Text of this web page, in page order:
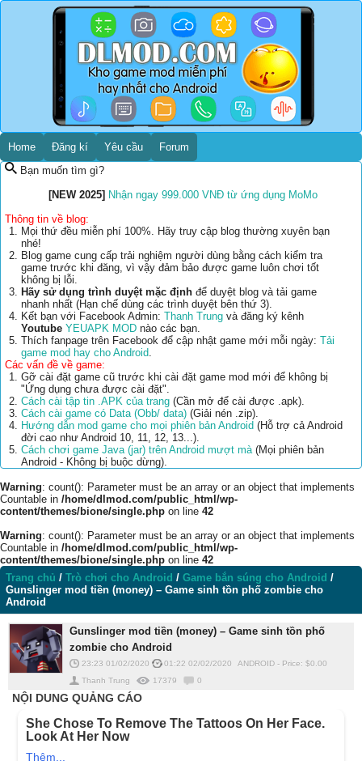
Home Đăng kí Yêu cầu
Forum
Bạn muốn tìm gì?
[NEW 2025] Nhận ngay 999.000 VNĐ từ ứng dụng MoMo
Thông tin về blog:
Mọi thứ đều miễn phí 100%. Hãy truy cập blog thường xuyên bạn
nhé!
Blog game cung cấp trải nghiệm người dùng bằng cách kiểm tra
game trước khi đăng, vì vậy đảm bảo được game luôn chơi tốt
không bị lỗi.
Hãy sử dụng trình duyệt mặc định để duyệt blog và tải game
nhanh nhất (Hạn chế dùng các trình duyệt bên thứ 3).
Kết bạn với Facebook Admin: Thanh Trung và đăng ký kênh
Youtube YEUAPK MOD nào các bạn.
Thích fanpage trên Facebook để cập nhật game mới mỗi ngày: Tải
game mod hay cho Android.
Các vấn đề về game:
Gỡ cài đặt game cũ trước khi cài đặt game mod mới để không bị
"Ứng dụng chưa được cài đặt".
Cách cài tập tin .APK của trang (Cần mở để cài được .apk).
Cách cài game có Data (Obb/ data) (Giải nén .zip).
Hướng dẫn mod game cho mọi phiên bản Android (Hỗ trợ cả Android
đời cao như Android 10, 11, 12, 13...).
Cách chơi game Java (jar) trên Android mượt mà(Mọi phiên bản
Android - Không bị buộc dừng).
Warning: count(): Parameter must be an array or an object that implements
Countable in /home/dlmod.com/public_html/wp-
content/themes/bione/single.php on line 42
Warning: count(): Parameter must be an array or an object that implements
Countable in /home/dlmod.com/public_html/wp-
content/themes/bione/single.php on line 42
Trang chủ / Trò chơi cho Android / Game bắn súng cho Android /
Gunslinger mod tiền (money) – Game sinh tồn phố zombie cho
Android
Gunslinger mod tiền (money) – Game sinh tồn phố
zombie cho Android
23:23 01/02/2020 01:22 02/02/2020 ANDROID - Price: $0.00
Thanh Trung
17379 0